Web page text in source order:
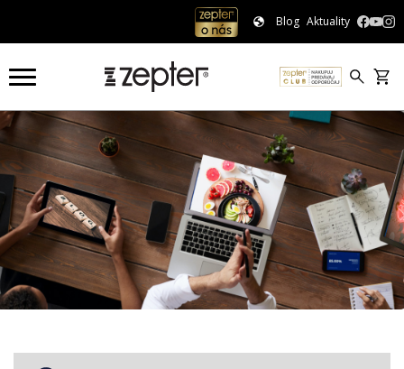
Blog Aktuality